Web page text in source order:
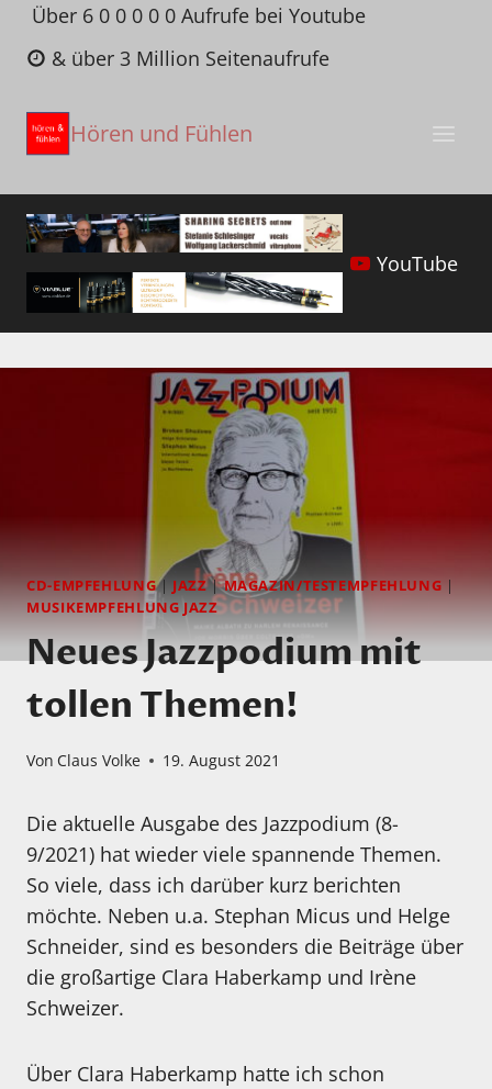
Zum
Inhalt
springen
Über 6 0 0 0 0 0 Aufrufe bei Youtube
& über 3 Million Seitenaufrufe
Hören und Fühlen
YouTube
CD-EMPFEHLUNG| JAZZ|MAGAZIN/TESTEMPFEHLUNG |
MUSIKEMPFEHLUNG JAZZ
Neues Jazzpodium mit
tollen Themen!
Von Claus Volke 19. August 2021
Die aktuelle Ausgabe des Jazzpodium (8-
9/2021) hat wieder viele spannende Themen.
So viele, dass ich darüber kurz berichten
möchte. Neben u.a. Stephan Micus und Helge
Schneider, sind es besonders die Beiträge über
die großartige Clara Haberkamp und Irène
Schweizer.
Über Clara Haberkamp hatte ich schon